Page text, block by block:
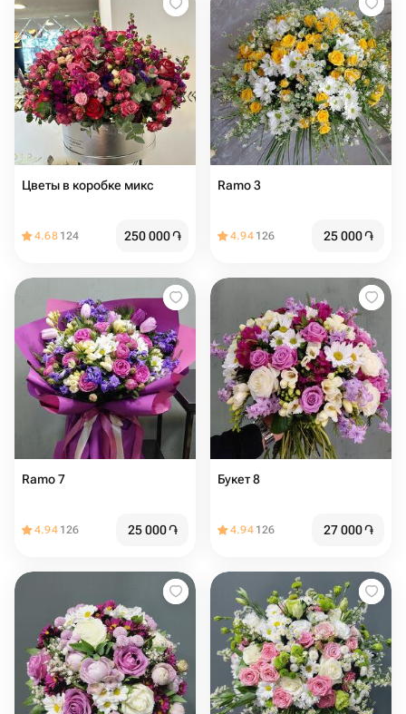
Цветы в коробке микс
4.68 124 250 000֏
Ramo 3
4.94 126 25 000֏
Ramo 7
4.94 126 25 000֏
Букет 8
4.94 126 27 000֏